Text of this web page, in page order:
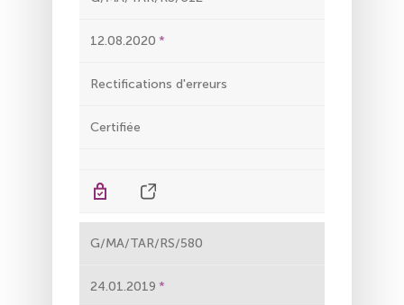
12.08.2020
Rectifications d'erreurs
Certifiée
G/MA/TAR/RS/580
24.01.2019